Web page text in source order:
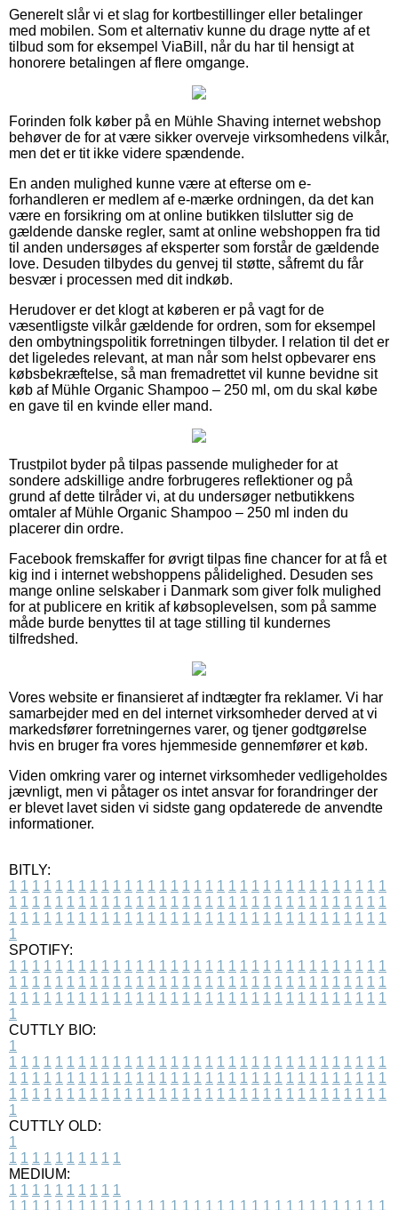
Generelt slår vi et slag for kortbestillinger eller betalinger
med mobilen. Som et alternativ kunne du drage nytte af et
tilbud som for eksempel ViaBill, når du har til hensigt at
honorere betalingen af flere omgange.
Forinden folk køber på en Mühle Shaving internet webshop
behøver de for at være sikker overveje virksomhedens vilkår,
men det er tit ikke videre spændende.
En anden mulighed kunne være at efterse om e-
forhandleren er medlem af e-mærke ordningen, da det kan
være en forsikring om at online butikken tilslutter sig de
gældende danske regler, samt at online webshoppen fra tid
til anden undersøges af eksperter som forstår de gældende
love. Desuden tilbydes du genvej til støtte, såfremt du får
besvær i processen med dit indkøb.
Herudover er det klogt at køberen er på vagt for de
væsentligste vilkår gældende for ordren, som for eksempel
den ombytningspolitik forretningen tilbyder. I relation til det er
det ligeledes relevant, at man når som helst opbevarer ens
købsbekræftelse, så man fremadrettet vil kunne bevidne sit
køb af Mühle Organic Shampoo – 250 ml, om du skal købe
en gave til en kvinde eller mand.
Trustpilot byder på tilpas passende muligheder for at
sondere adskillige andre forbrugeres reflektioner og på
grund af dette tilråder vi, at du undersøger netbutikkens
omtaler af Mühle Organic Shampoo – 250 ml inden du
placerer din ordre.
Facebook fremskaffer for øvrigt tilpas fine chancer for at få et
kig ind i internet webshoppens pålidelighed. Desuden ses
mange online selskaber i Danmark som giver folk mulighed
for at publicere en kritik af købsoplevelsen, som på samme
måde burde benyttes til at tage stilling til kundernes
tilfredshed.
Vores website er finansieret af indtægter fra reklamer. Vi har
samarbejder med en del internet virksomheder derved at vi
markedsfører forretningernes varer, og tjener godtgørelse
hvis en bruger fra vores hjemmeside gennemfører et køb.
Viden omkring varer og internet virksomheder vedligeholdes
jævnligt, men vi påtager os intet ansvar for forandringer der
er blevet lavet siden vi sidste gang opdaterede de anvendte
informationer.
BITLY:
1 1 1 1 1 1 1 1 1 1 1 1 1 1 1 1 1 1 1 1 1 1 1 1 1 1 1 1 1 1 1 1 1
1 1 1 1 1 1 1 1 1 1 1 1 1 1 1 1 1 1 1 1 1 1 1 1 1 1 1 1 1 1 1 1 1
1 1 1 1 1 1 1 1 1 1 1 1 1 1 1 1 1 1 1 1 1 1 1 1 1 1 1 1 1 1 1 1 1
1
SPOTIFY:
1 1 1 1 1 1 1 1 1 1 1 1 1 1 1 1 1 1 1 1 1 1 1 1 1 1 1 1 1 1 1 1 1
1 1 1 1 1 1 1 1 1 1 1 1 1 1 1 1 1 1 1 1 1 1 1 1 1 1 1 1 1 1 1 1 1
1 1 1 1 1 1 1 1 1 1 1 1 1 1 1 1 1 1 1 1 1 1 1 1 1 1 1 1 1 1 1 1 1
1
CUTTLY BIO:
1
1 1 1 1 1 1 1 1 1 1 1 1 1 1 1 1 1 1 1 1 1 1 1 1 1 1 1 1 1 1 1 1 1
1 1 1 1 1 1 1 1 1 1 1 1 1 1 1 1 1 1 1 1 1 1 1 1 1 1 1 1 1 1 1 1 1
1 1 1 1 1 1 1 1 1 1 1 1 1 1 1 1 1 1 1 1 1 1 1 1 1 1 1 1 1 1 1 1 1
1
CUTTLY OLD:
1
1 1 1 1 1 1 1 1 1 1
MEDIUM:
1 1 1 1 1 1 1 1 1 1
1 1 1 1 1 1 1 1 1 1 1 1 1 1 1 1 1 1 1 1 1 1 1 1 1 1 1 1 1 1 1 1 1